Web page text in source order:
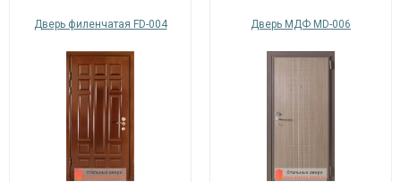
Дверь филенчатая FD-004 Дверь МДФ MD-006